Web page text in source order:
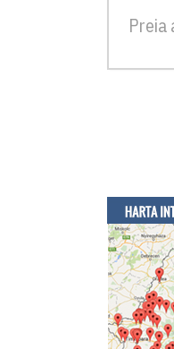
Preia